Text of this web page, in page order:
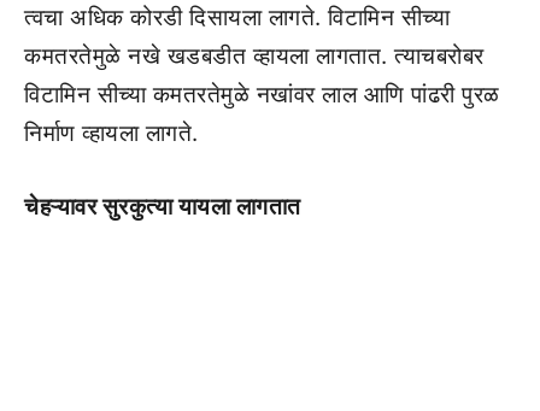
त्वचा अधिक कोरडी दिसायला लागते. विटामिन सीच्या
कमतरतेमुळे नखे खडबडीत व्हायला लागतात. त्याचबरोबर
विटामिन सीच्या कमतरतेमुळे नखांवर लाल आणि पांढरी पुरळ
निर्माण व्हायला लागते.
चेहऱ्यावर सुरकुत्या यायला लागतात